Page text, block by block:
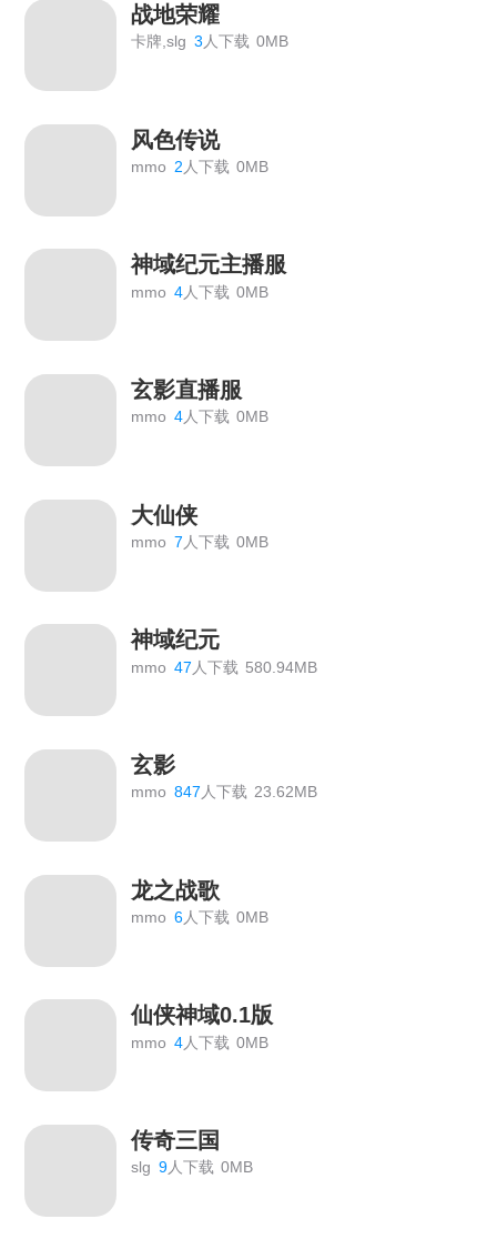
战地荣耀
卡牌,slg 3人下载 0MB
风色传说
mmo 2 人下载 0MB
神域纪元主播服
mmo 4人下载 0MB
玄影直播服
mmo 4人下载 0MB
大仙侠
mmo 7 人下载 0MB
神域纪元
mmo 47 人下载 580.94MB
玄影
mmo 847人下载 23.62MB
龙之战歌
mmo 6人下载 0MB
仙侠神域0.1版
mmo 4人下载 0MB
传奇三国
slg 9人下载 0MB